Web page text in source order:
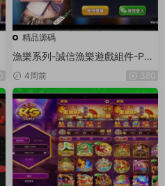
精品源碼
漁樂系列-誠信漁樂遊戲組件-PC
+安卓+蘋果3端
4周前 380